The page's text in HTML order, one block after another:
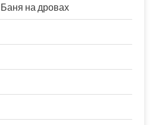
на дровах